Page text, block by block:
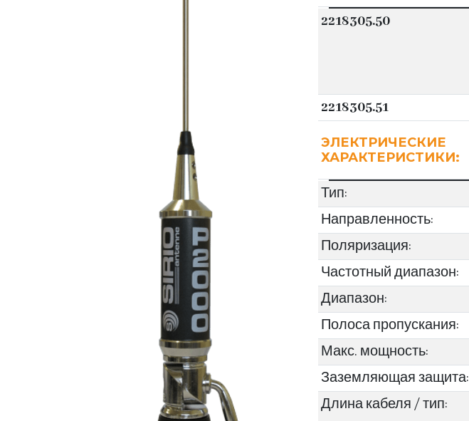
2218305.50
2218305.51
ЭЛЕКТРИЧЕСКИЕ
ХАРАКТЕРИСТИКИ:
Тип:
Направленность:
Поляризация:
Частотный диапазон:
Диапазон:
Полоса пропускания:
Макс. мощность:
Заземляющая защита:
Длина кабеля / тип: